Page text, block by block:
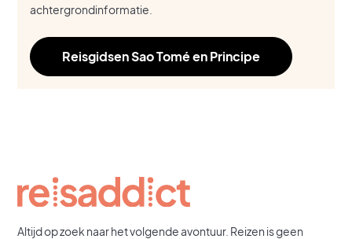
achtergrondinformatie.
Reisgidsen Sao Tomé en Principe
Altijd op zoek naar het volgende avontuur. Reizen is geen